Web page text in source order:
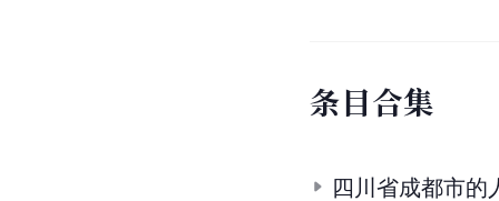
条目合集
四川省成都市的